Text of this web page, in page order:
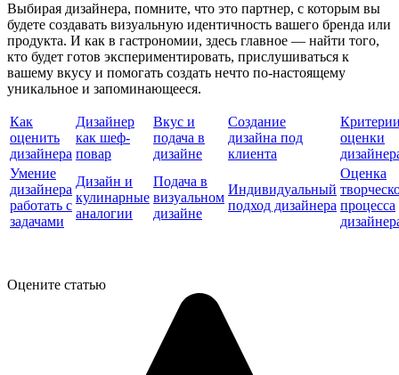
Выбирая дизайнера, помните, что это партнер, с которым вы
будете создавать визуальную идентичность вашего бренда или
продукта. И как в гастрономии, здесь главное — найти того,
кто будет готов экспериментировать, прислушиваться к
вашему вкусу и помогать создать нечто по-настоящему
уникальное и запоминающееся.
Как
оценить
дизайнера
Дизайнер
как шеф-
повар
Вкус и
подача в
дизайне
Создание
дизайна под
клиента
оценки
Умение
дизайнера
работать с
задачами
Дизайн и
кулинарные
аналогии
Подача в
визуальном
дизайне
Индивидуальный
подход дизайнера
Оценка
процесса
Оцените статью